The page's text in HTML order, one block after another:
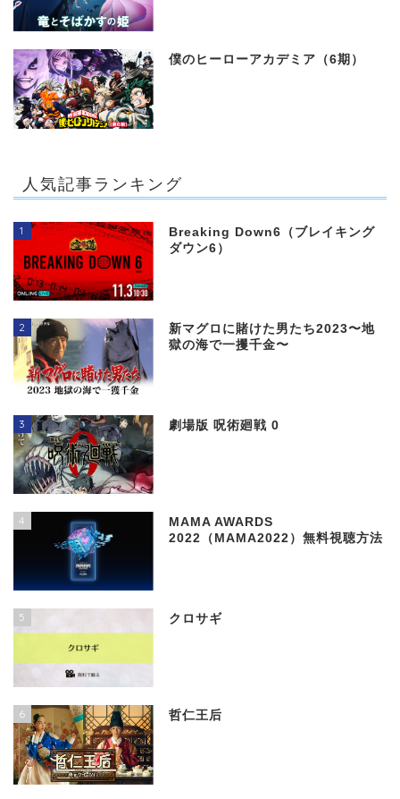
僕のヒーローアカデミア（6期）
人気記事ランキング
1
Breaking Down6（ブレイキング
ダウン6）
2
新マグロに賭けた男たち2023〜地
獄の海で一攫千金〜
3 劇場版 呪術廻戦 0
4
MAMA AWARDS
2022（MAMA2022）無料視聴方法
5 クロサギ
6 哲仁王后